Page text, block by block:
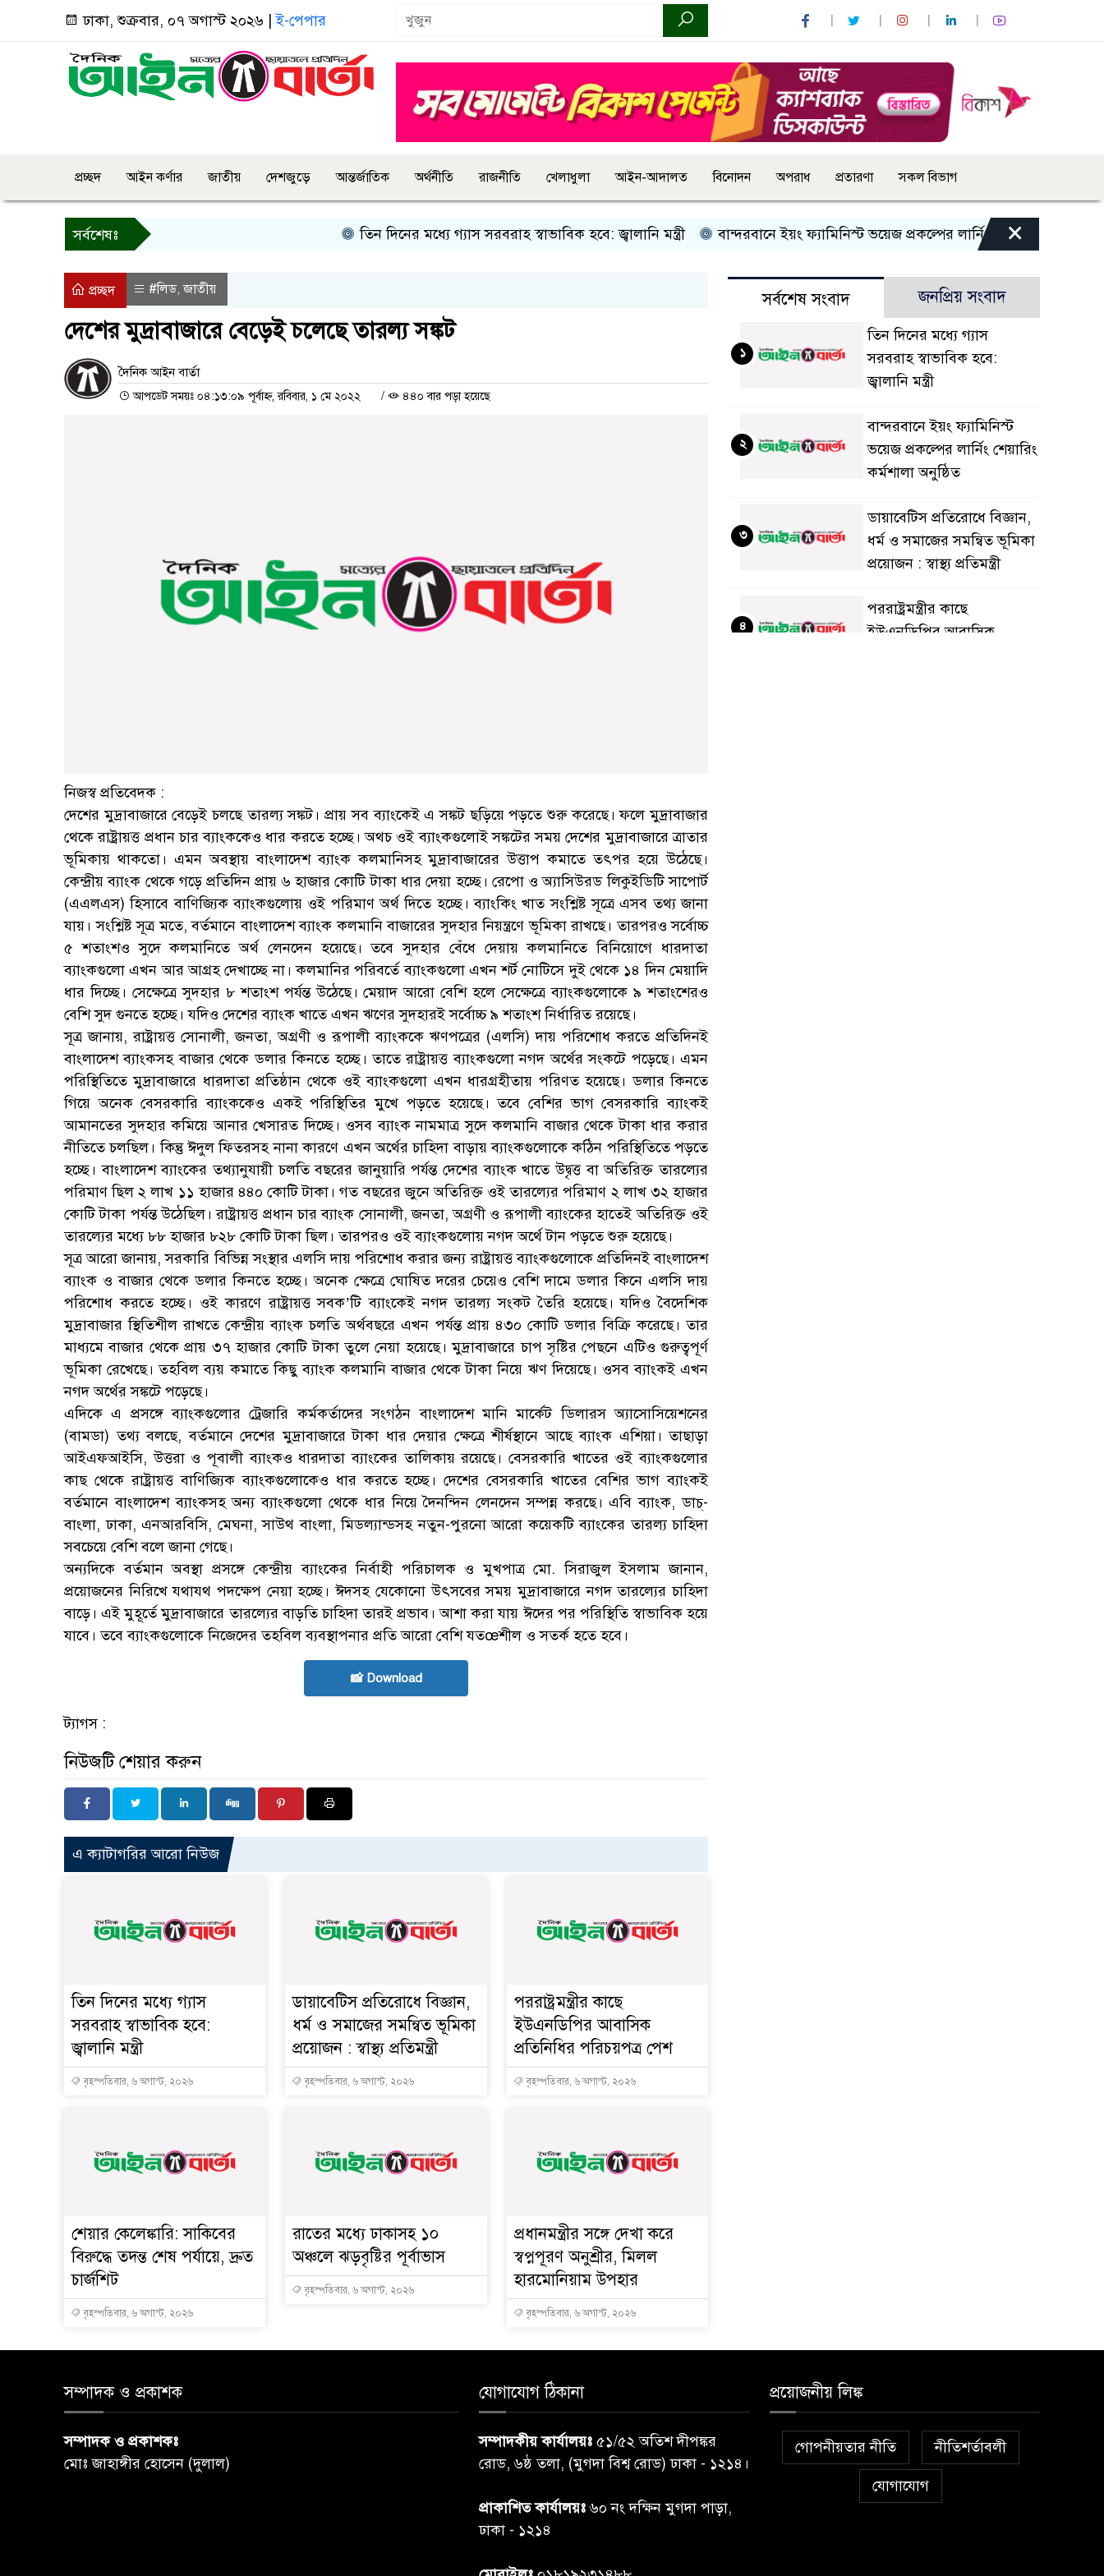
ঢাকা, শুক্রবার, ০৭ অগাস্ট ২০২৬ |ই-পেপার
প্রচ্ছদ আইন কর্ণার জাতীয় দেশজুড়ে আন্তর্জাতিক অর্থনীতি রাজনীতি খেলাধুলা আইন-আদালত বিনোদন অপরাধ প্রতারণা সকল বিভাগ
সর্বশেষঃ তিন দিনের মধ্যে গ্যাস সরবরাহ স্বাভাবিক হবে: জ্বালানি মন্ত্রী বান্দরবানে ইয়ং ফ্যামিনিস্ট ভয়েজ প্রকল্পের লার্নিং শেয়ারিং কর্মশালা অনুষ্ঠিত
×
প্রচ্ছদ #লিড,জাতীয়
দেশের মুদ্রাবাজারে বেড়েই চলেছে তারল্য সঙ্কট
দৈনিক আইন বার্তা
আপডেট সময়ঃ ০৪:১৩:০৯ পূর্বাহ্ন, রবিবার, ১ মে ২০২২ / ৪৪০ বার পড়া হয়েছে
নিজস্ব প্রতিবেদক :
দেশের মুদ্রাবাজারে বেড়েই চলছে তারল্য সঙ্কট। প্রায় সব ব্যাংকেই এ সঙ্কট ছড়িয়ে পড়তে শুরু করেছে। ফলে মুদ্রাবাজার
থেকে রাষ্ট্রায়ত্ত প্রধান চার ব্যাংককেও ধার করতে হচ্ছে। অথচ ওই ব্যাংকগুলোই সঙ্কটের সময় দেশের মুদ্রাবাজারে ত্রাতার
ভূমিকায় থাকতো। এমন অবস্থায় বাংলাদেশ ব্যাংক কলমানিসহ মুদ্রাবাজারের উত্তাপ কমাতে তৎপর হয়ে উঠেছে।
কেন্দ্রীয় ব্যাংক থেকে গড়ে প্রতিদিন প্রায় ৬ হাজার কোটি টাকা ধার দেয়া হচ্ছে। রেপো ও অ্যাসিউরড লিকুইডিটি সাপোর্ট
(এএলএস) হিসাবে বাণিজ্যিক ব্যাংকগুলোয় ওই পরিমাণ অর্থ দিতে হচ্ছে। ব্যাংকিং খাত সংশ্লিষ্ট সূত্রে এসব তথ্য জানা
যায়। সংশ্লিষ্ট সূত্র মতে, বর্তমানে বাংলাদেশ ব্যাংক কলমানি বাজারের সুদহার নিয়ন্ত্রণে ভূমিকা রাখছে। তারপরও সর্বোচ্চ
৫ শতাংশও সুদে কলমানিতে অর্থ লেনদেন হয়েছে। তবে সুদহার বেঁধে দেয়ায় কলমানিতে বিনিয়োগে ধারদাতা
ব্যাংকগুলো এখন আর আগ্রহ দেখাচ্ছে না। কলমানির পরিবর্তে ব্যাংকগুলো এখন শর্ট নোটিসে দুই থেকে ১৪ দিন মেয়াদি
ধার দিচ্ছে। সেক্ষেত্রে সুদহার ৮ শতাংশ পর্যন্ত উঠেছে। মেয়াদ আরো বেশি হলে সেক্ষেত্রে ব্যাংকগুলোকে ৯ শতাংশেরও
বেশি সুদ গুনতে হচ্ছে। যদিও দেশের ব্যাংক খাতে এখন ঋণের সুদহারই সর্বোচ্চ ৯ শতাংশ নির্ধারিত রয়েছে।
সূত্র জানায়, রাষ্ট্রায়ত্ত সোনালী, জনতা, অগ্রণী ও রূপালী ব্যাংককে ঋণপত্রের (এলসি) দায় পরিশোধ করতে প্রতিদিনই
বাংলাদেশ ব্যাংকসহ বাজার থেকে ডলার কিনতে হচ্ছে। তাতে রাষ্ট্রায়ত্ত ব্যাংকগুলো নগদ অর্থের সংকটে পড়েছে। এমন
পরিস্থিতিতে মুদ্রাবাজারে ধারদাতা প্রতিষ্ঠান থেকে ওই ব্যাংকগুলো এখন ধারগ্রহীতায় পরিণত হয়েছে। ডলার কিনতে
গিয়ে অনেক বেসরকারি ব্যাংককেও একই পরিস্থিতির মুখে পড়তে হয়েছে। তবে বেশির ভাগ বেসরকারি ব্যাংকই
আমানতের সুদহার কমিয়ে আনার খেসারত দিচ্ছে। ওসব ব্যাংক নামমাত্র সুদে কলমানি বাজার থেকে টাকা ধার করার
নীতিতে চলছিল। কিন্তু ঈদুল ফিতরসহ নানা কারণে এখন অর্থের চাহিদা বাড়ায় ব্যাংকগুলোকে কঠিন পরিস্থিতিতে পড়তে
হচ্ছে। বাংলাদেশ ব্যাংকের তথ্যানুযায়ী চলতি বছরের জানুয়ারি পর্যন্ত দেশের ব্যাংক খাতে উদ্বৃত্ত বা অতিরিক্ত তারল্যের
পরিমাণ ছিল ২ লাখ ১১ হাজার ৪৪০ কোটি টাকা। গত বছরের জুনে অতিরিক্ত ওই তারল্যের পরিমাণ ২ লাখ ৩২ হাজার
কোটি টাকা পর্যন্ত উঠেছিল। রাষ্ট্রায়ত্ত প্রধান চার ব্যাংক সোনালী, জনতা, অগ্রণী ও রূপালী ব্যাংকের হাতেই অতিরিক্ত ওই
তারল্যের মধ্যে ৮৮ হাজার ৮২৮ কোটি টাকা ছিল। তারপরও ওই ব্যাংকগুলোয় নগদ অর্থে টান পড়তে শুরু হয়েছে।
সূত্র আরো জানায়, সরকারি বিভিন্ন সংস্থার এলসি দায় পরিশোধ করার জন্য রাষ্ট্রায়ত্ত ব্যাংকগুলোকে প্রতিদিনই বাংলাদেশ
ব্যাংক ও বাজার থেকে ডলার কিনতে হচ্ছে। অনেক ক্ষেত্রে ঘোষিত দরের চেয়েও বেশি দামে ডলার কিনে এলসি দায়
পরিশোধ করতে হচ্ছে। ওই কারণে রাষ্ট্রায়ত্ত সবক’টি ব্যাংকেই নগদ তারল্য সংকট তৈরি হয়েছে। যদিও বৈদেশিক
মুদ্রাবাজার স্থিতিশীল রাখতে কেন্দ্রীয় ব্যাংক চলতি অর্থবছরে এখন পর্যন্ত প্রায় ৪৩০ কোটি ডলার বিক্রি করেছে। তার
মাধ্যমে বাজার থেকে প্রায় ৩৭ হাজার কোটি টাকা তুলে নেয়া হয়েছে। মুদ্রাবাজারে চাপ সৃষ্টির পেছনে এটিও গুরুত্বপূর্ণ
ভূমিকা রেখেছে। তহবিল ব্যয় কমাতে কিছু ব্যাংক কলমানি বাজার থেকে টাকা নিয়ে ঋণ দিয়েছে। ওসব ব্যাংকই এখন
নগদ অর্থের সঙ্কটে পড়েছে।
এদিকে এ প্রসঙ্গে ব্যাংকগুলোর ট্রেজারি কর্মকর্তাদের সংগঠন বাংলাদেশ মানি মার্কেট ডিলারস অ্যাসোসিয়েশনের
(বামডা) তথ্য বলছে, বর্তমানে দেশের মুদ্রাবাজারে টাকা ধার দেয়ার ক্ষেত্রে শীর্ষস্থানে আছে ব্যাংক এশিয়া। তাছাড়া
আইএফআইসি, উত্তরা ও পূবালী ব্যাংকও ধারদাতা ব্যাংকের তালিকায় রয়েছে। বেসরকারি খাতের ওই ব্যাংকগুলোর
কাছ থেকে রাষ্ট্রায়ত্ত বাণিজ্যিক ব্যাংকগুলোকেও ধার করতে হচ্ছে। দেশের বেসরকারি খাতের বেশির ভাগ ব্যাংকই
বর্তমানে বাংলাদেশ ব্যাংকসহ অন্য ব্যাংকগুলো থেকে ধার নিয়ে দৈনন্দিন লেনদেন সম্পন্ন করছে। এবি ব্যাংক, ডাচ্-
বাংলা, ঢাকা, এনআরবিসি, মেঘনা, সাউথ বাংলা, মিডল্যান্ডসহ নতুন-পুরনো আরো কয়েকটি ব্যাংকের তারল্য চাহিদা
সবচেয়ে বেশি বলে জানা গেছে।
অন্যদিকে বর্তমান অবস্থা প্রসঙ্গে কেন্দ্রীয় ব্যাংকের নির্বাহী পরিচালক ও মুখপাত্র মো. সিরাজুল ইসলাম জানান,
প্রয়োজনের নিরিখে যথাযথ পদক্ষেপ নেয়া হচ্ছে। ঈদসহ যেকোনো উৎসবের সময় মুদ্রাবাজারে নগদ তারল্যের চাহিদা
বাড়ে। এই মুহূর্তে মুদ্রাবাজারে তারল্যের বাড়তি চাহিদা তারই প্রভাব। আশা করা যায় ঈদের পর পরিস্থিতি স্বাভাবিক হয়ে
যাবে। তবে ব্যাংকগুলোকে নিজেদের তহবিল ব্যবস্থাপনার প্রতি আরো বেশি যতœশীল ও সতর্ক হতে হবে।
📸 Download
ট্যাগস :
নিউজটি শেয়ার করুন
এ ক্যাটাগরির আরো নিউজ
তিন দিনের মধ্যে গ্যাস
সরবরাহ স্বাভাবিক হবে:
জ্বালানি মন্ত্রী
বৃহস্পতিবার, ৬ অগাস্ট, ২০২৬
ডায়াবেটিস প্রতিরোধে বিজ্ঞান,
ধর্ম ও সমাজের সমন্বিত ভূমিকা
প্রয়োজন : স্বাস্থ্য প্রতিমন্ত্রী
বৃহস্পতিবার, ৬ অগাস্ট, ২০২৬
পররাষ্ট্রমন্ত্রীর কা‌ছে
ইউএনডিপির আবাসিক
প্রতিনিধির পরিচয়পত্র পেশ
বৃহস্পতিবার, ৬ অগাস্ট, ২০২৬
শেয়ার কেলেঙ্কারি: সাকিবের
বিরুদ্ধে তদন্ত শেষ পর্যায়ে, দ্রুত
চার্জশিট
বৃহস্পতিবার, ৬ অগাস্ট, ২০২৬
রাতের মধ্যে ঢাকাসহ ১০
অঞ্চলে ঝড়বৃষ্টির পূর্বাভাস
বৃহস্পতিবার, ৬ অগাস্ট, ২০২৬
প্রধানমন্ত্রীর সঙ্গে দেখা করে
স্বপ্নপূরণ অনুশ্রীর, মিলল
হারমোনিয়াম উপহার
বৃহস্পতিবার, ৬ অগাস্ট, ২০২৬
সর্বশেষ সংবাদ জনপ্রিয় সংবাদ
তিন দিনের মধ্যে গ্যাস
সরবরাহ স্বাভাবিক হবে:
জ্বালানি মন্ত্রী
১
বান্দরবানে ইয়ং ফ্যামিনিস্ট
ভয়েজ প্রকল্পের লার্নিং শেয়ারিং
কর্মশালা অনুষ্ঠিত
২
ডায়াবেটিস প্রতিরোধে বিজ্ঞান,
ধর্ম ও সমাজের সমন্বিত ভূমিকা
প্রয়োজন : স্বাস্থ্য প্রতিমন্ত্রী
৩
পররাষ্ট্রমন্ত্রীর কা‌ছে
ইউএনডিপির আবাসিক
৪
সম্পাদক ও প্রকাশক
সম্পাদক ও প্রকাশকঃ
মোঃ জাহাঙ্গীর হোসেন (দুলাল)
যোগাযোগ ঠিকানা
সম্পাদকীয় কার্যালয়ঃ ৫১/৫২ অতিশ দীপঙ্কর
রোড, ৬ষ্ঠ তলা, (মুগদা বিশ্ব রোড) ঢাকা - ১২১৪।
প্রাকাশিত কার্যালয়ঃ৬০ নং দক্ষিন মুগদা পাড়া,
ঢাকা - ১২১৪
প্রয়োজনীয় লিঙ্ক
গোপনীয়তার নীতি নীতিশর্তাবলী
যোগাযোগ